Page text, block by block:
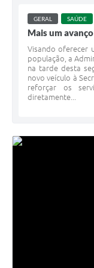
GERAL SAÚDE
Mais um
Visando oferecer
população, a
na tarde desta
novo veículo à
reforçar os
diretamente...